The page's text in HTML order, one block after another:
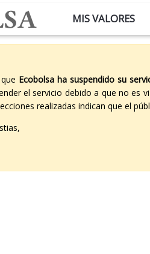
MIS VALORES
Ecobolsa ha suspendido su
el servicio debido a que no es
realizadas indican que el